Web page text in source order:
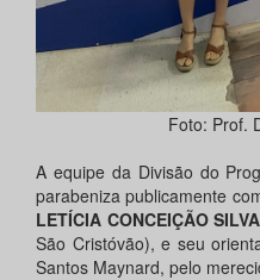
Foto: Prof.
A equipe da Divisão do
parabeniza publicamente
LETÍCIA CONCEIÇÃO SILVA
São Cristóvão), e seu
Santos Maynard, pelo